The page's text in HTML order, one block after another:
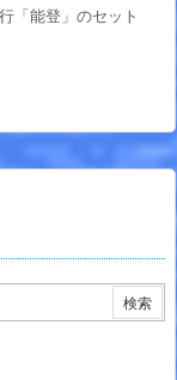
「能登」のセット